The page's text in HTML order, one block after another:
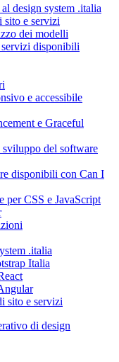
design system .italia
sito e servizi
dei modelli
disponibili
e accessibile
e Graceful
del software
disponibili con Can I
per CSS e JavaScript
.italia
Italia
sito e servizi
di design